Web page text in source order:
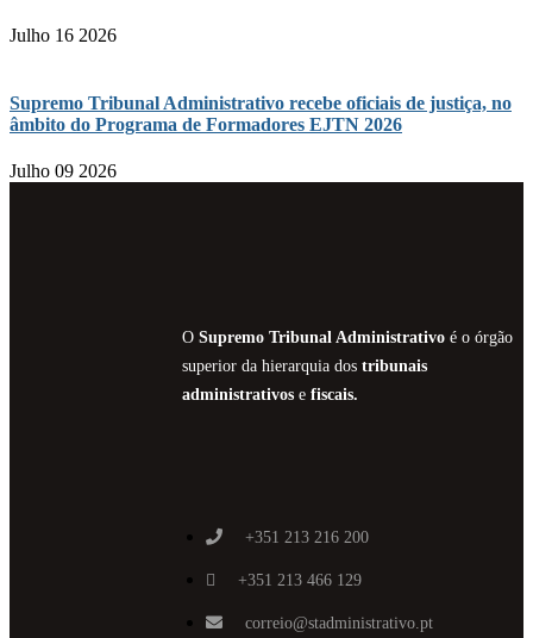
Julho 16 2026
Supremo Tribunal Administrativo recebe oficiais de justiça, no
âmbito do Programa de Formadores EJTN 2026
Julho 09 2026
O Supremo Tribunal Administrativoé o órgão
superior da hierarquia dos tribunais
administrativose fiscais.
+351 213 216 200
+351 213 466 129
correio@stadministrativo.pt